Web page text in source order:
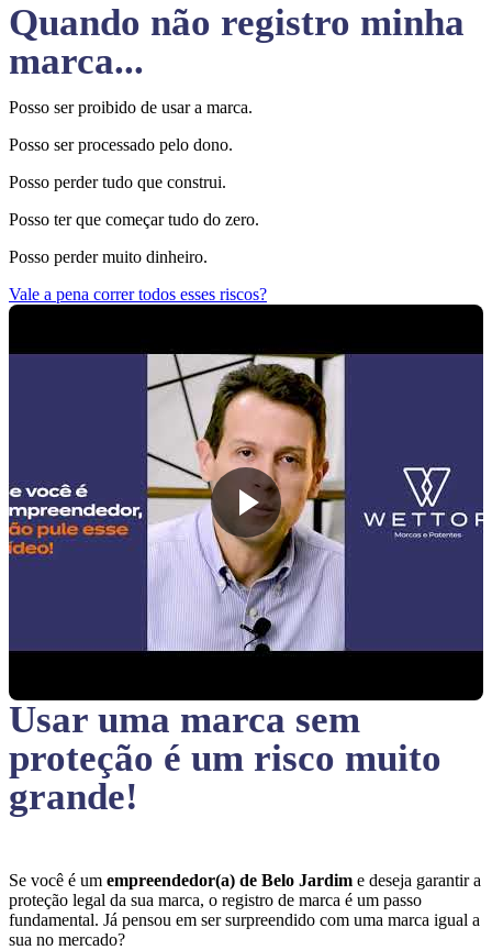
Quando não registro minha
marca...
Posso ser proibido de usar a marca.
Posso ser processado pelo dono.
Posso perder tudo que construi.
Posso ter que começar tudo do zero.
Posso perder muito dinheiro.
Vale a pena correr todos esses riscos?
Usar uma marca sem
proteção é um risco muito
grande!
Se você é um empreendedor(a) de Belo Jardim e deseja garantir a
proteção legal da sua marca, o registro de marca é um passo
fundamental. Já pensou em ser surpreendido com uma marca igual a
sua no mercado?